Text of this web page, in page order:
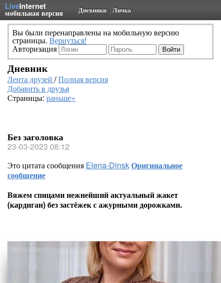
LiveInternet
мобильная версия Дневники Личка
Вы были перенаправлены на мобильную версию
страницы. Вернуться!
Авторизация
Дневник
Лента друзей /Полная версия
Добавить в друзья
Страницы: раньше»
Без заголовка
23-03-2023 08:12
Это цитата сообщения Elena-DinskОригинальное
сообщение
Вяжем спицами нежнейший актуальный жакет
(кардиган) без застёжек с ажурными дорожками.